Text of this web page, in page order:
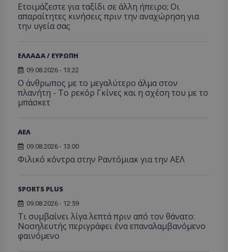
Ετοιμάζεστε για ταξίδι σε άλλη ήπειρο; Οι
απαραίτητες κινήσεις πριν την αναχώρηση για
την υγεία σας
ΕΛΛΑΔΑ / ΕΥΡΩΠΗ
09.08.2026 - 13:22
Ο άνθρωπος με το μεγαλύτερο άλμα στον
πλανήτη - Το ρεκόρ Γκίνες και η σχέση του με το
μπάσκετ
ΑΕΛ
09.08.2026 - 13:00
Φιλικό κόντρα στην Ραντόμιακ για την ΑΕΛ
SPORTS PLUS
09.08.2026 - 12:59
Τι συμβαίνει λίγα λεπτά πριν από τον θάνατο:
Νοσηλευτής περιγράφει ένα επαναλαμβανόμενο
φαινόμενο